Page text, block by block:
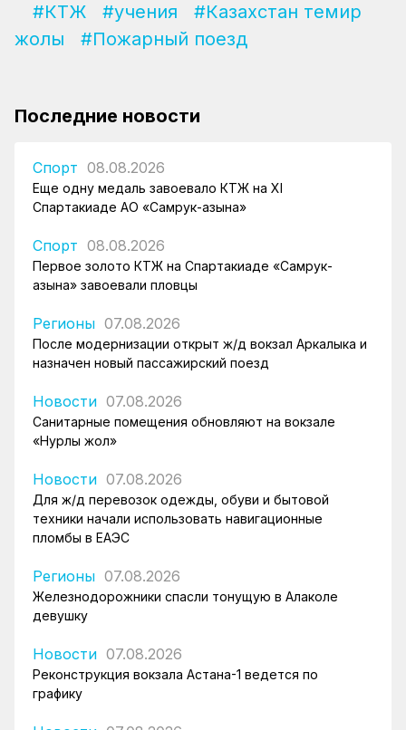
#КТЖ #учения
#Казахстан темир
жолы
#Пожарный поезд
Последние новости
Спорт 08.08.2026
Еще одну медаль завоевало КТЖ на XI
Спартакиаде АО «Самрук-Қазына»
Спорт 08.08.2026
Первое золото КТЖ на Спартакиаде «Самрук-
Қазына» завоевали пловцы
Регионы 07.08.2026
После модернизации открыт ж/д вокзал Аркалыка и
назначен новый пассажирский поезд
Новости 07.08.2026
Санитарные помещения обновляют на вокзале
«Нурлы жол»
Новости 07.08.2026
Для ж/д перевозок одежды, обуви и бытовой
техники начали использовать навигационные
пломбы в ЕАЭС
Регионы 07.08.2026
Железнодорожники спасли тонущую в Алаколе
девушку
Новости 07.08.2026
Реконструкция вокзала Астана-1 ведется по
графику